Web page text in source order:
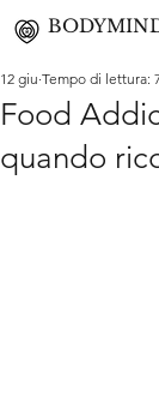
Food
quando
12 giu Tempo di lettura: